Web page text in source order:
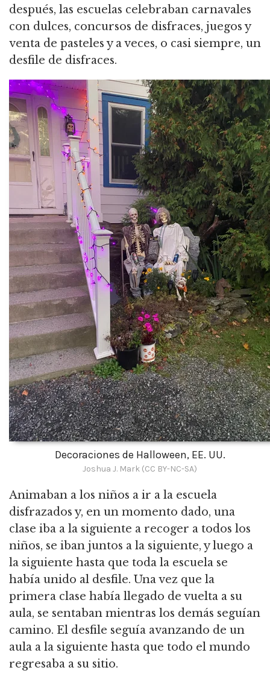
después, las escuelas celebraban carnavales
con dulces, concursos de disfraces, juegos y
venta de pasteles y a veces, o casi siempre, un
desfile de disfraces.
Decoraciones de Halloween, EE. UU.
Joshua J. Mark (CC BY-NC-SA)
Animaban a los niños a ir a la escuela
disfrazados y, en un momento dado, una
clase iba a la siguiente a recoger a todos los
niños, se iban juntos a la siguiente, y luego a
la siguiente hasta que toda la escuela se
había unido al desfile. Una vez que la
primera clase había llegado de vuelta a su
aula, se sentaban mientras los demás seguían
camino. El desfile seguía avanzando de un
aula a la siguiente hasta que todo el mundo
regresaba a su sitio.